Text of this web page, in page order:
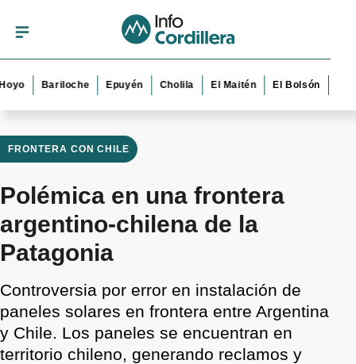
Bariloche Epuyén Cholila El Maitén El Bolsón Esquel
FRONTERA CON CHILE
Polémica en una frontera
argentino-chilena de la
Patagonia
Controversia por error en instalación de
paneles solares en frontera entre Argentina
y Chile. Los paneles se encuentran en
territorio chileno, generando reclamos y